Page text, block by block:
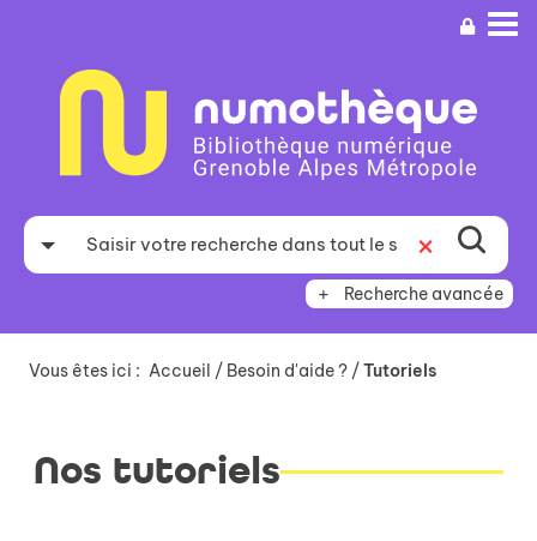
recherche
Recherche avancée
Vous êtes ici : Accueil / Besoin d'aide ? /Tutoriels
Nos tutoriels